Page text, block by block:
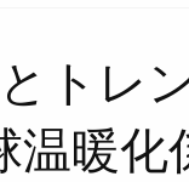
トレ
暖化